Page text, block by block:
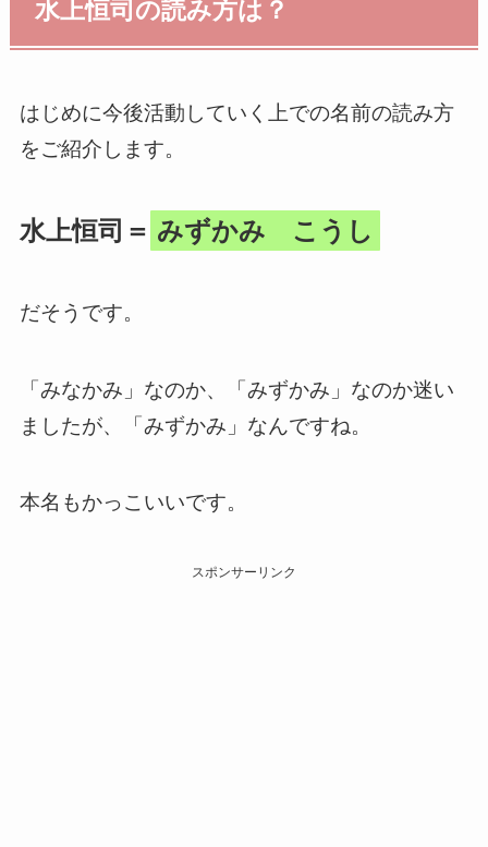
水上恒司の読み方は？
はじめに今後活動していく上での名前の読み方
をご紹介します。
水上恒司＝ みずかみ こうし
だそうです。
「みなかみ」なのか、「みずかみ」なのか迷い
ましたが、「みずかみ」なんですね。
本名もかっこいいです。
スポンサーリンク